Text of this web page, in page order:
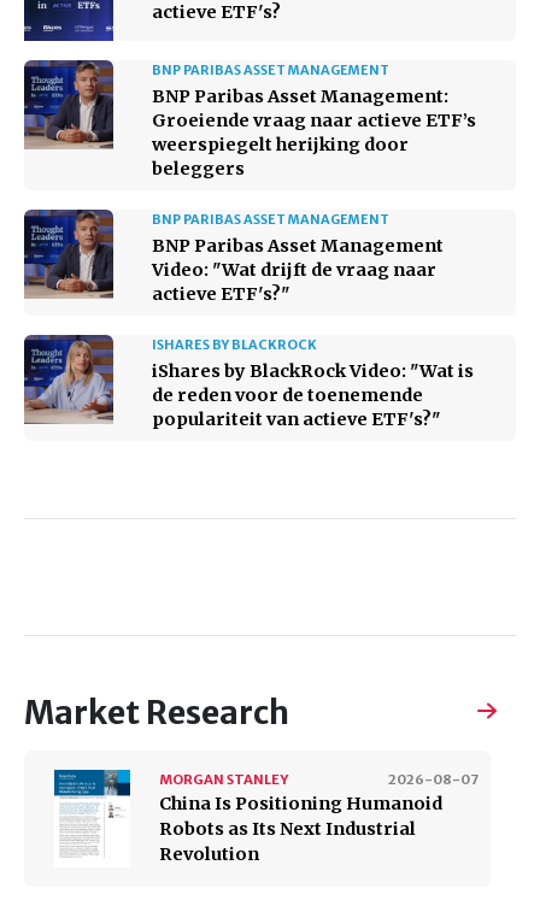
actieve ETF's?
BNP PARIBAS ASSET MANAGEMENT
BNP Paribas Asset Management:
Groeiende vraag naar actieve ETF’s
weerspiegelt herijking door
beleggers
BNP PARIBAS ASSET MANAGEMENT
BNP Paribas Asset Management
Video: "Wat drijft de vraag naar
actieve ETF's?"
ISHARES BY BLACKROCK
iShares by BlackRock Video: "Wat is
de reden voor de toenemende
populariteit van actieve ETF's?"
Market Research
2026-08-07
MORGAN STANLEY
China Is Positioning Humanoid
Robots as Its Next Industrial
Revolution